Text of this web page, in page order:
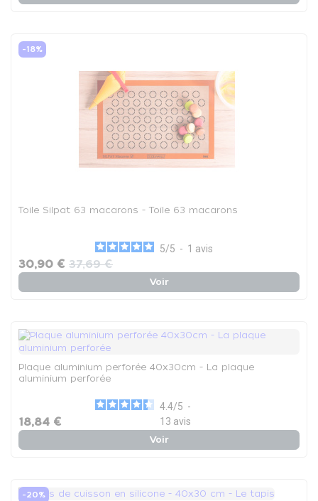
-18%
Toile Silpat 63 macarons - Toile 63 macarons
5/5 - 1 avis
30,90 € 37,69 €
Voir
Plaque aluminium perforée 40x30cm - La plaque
aluminium perforée
4.4/5 -
13 avis
18,84 €
Voir
-20%